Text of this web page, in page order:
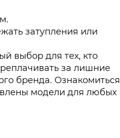
затупления или
выбор для тех, кто
за лишние
бренда. Ознакомиться
модели для любых